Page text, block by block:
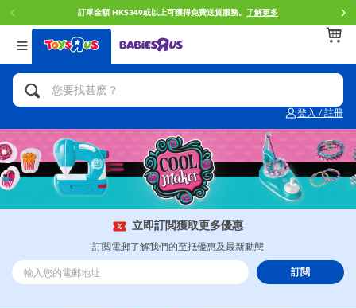
訂單金額 HK$349或以上可獲得免費送貨服務。 了解更多
登入 / 註冊
返回
分類目錄
人氣英雄,角色扮演,射擊玩具
單車,滑板車,騎乘車
拼砌組合及樂高LEGO
玩具車,貨車,火車及遙控系列
手工藝,文具,蠟筆,泥膠,畫板
返回
品牌
Brunch Brother 早午餐兄弟
Toy Story反斗奇兵
Spider-Man蜘蛛俠
Mini Brands
Play-Doh培樂多
返回
年齢
0~2歳
3~4歳
5~7歳
12~14歳
立即訂閲獲取更多優惠
訂閲電郵了解我們的至抵優惠及最新動態
訂閲